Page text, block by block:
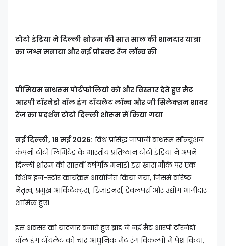
टोटो इंडिया ने दिल्ली शोरूम की सात साल की शानदार यात्रा
का जश्न मनाया और नई प्रोडक्ट रेंज लॉन्च की
प्रीमियम बाथरूम पोर्टफोलियो को और विस्तार देते हुए मैट
आरपी टॉरनेडो वॉल हंग टॉयलेट लॉन्च और जी सिलेक्शन शावर
रेंज का प्रदर्शन टोटो दिल्ली शोरूम में किया गया
नई दिल्ली, 18 मई 2026: विश्व प्रसिद्ध जापानी बाथरूम सॉल्यूशन
कंपनी टोटो लिमिटेड के भारतीय प्रतिष्ठान टोटो इंडिया ने अपने
दिल्ली शोरूम की सातवीं वर्षगाँठ मनाई। इस खास मौके पर एक
विशेष इन-स्टोर कार्यक्रम आयोजित किया गया, जिसमें वरिष्ठ
नेतृत्व, प्रमुख आर्किटेक्ट्स, डिजाइनर्स, डेवलपर्स और उद्योग भागीदार
शामिल हुए।
इस अवसर को यादगार बनाते हुए ब्रांड ने नई मैट आरपी टॉरनेडो
वॉल हंग टॉयलेट को चार आधुनिक मैट रंग विकल्पों में पेश किया,